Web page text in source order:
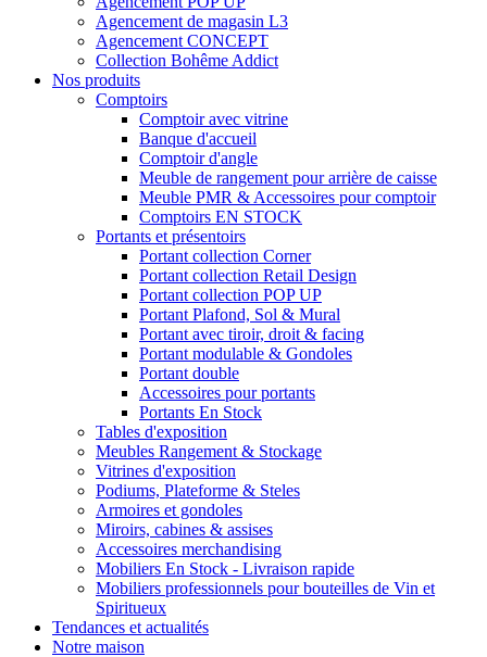
Agencement de magasin L3
Agencement CONCEPT
Collection Bohême Addict
Nos produits
Comptoirs
Comptoir avec vitrine
Banque d'accueil
Comptoir d'angle
Meuble de rangement pour arrière de caisse
Meuble PMR & Accessoires pour comptoir
Comptoirs EN STOCK
Portants et présentoirs
Portant collection Corner
Portant collection Retail Design
Portant collection POP UP
Portant Plafond, Sol & Mural
Portant avec tiroir, droit & facing
Portant modulable & Gondoles
Portant double
Accessoires pour portants
Portants En Stock
Tables d'exposition
Meubles Rangement & Stockage
Vitrines d'exposition
Podiums, Plateforme & Steles
Armoires et gondoles
Miroirs, cabines & assises
Accessoires merchandising
Mobiliers En Stock - Livraison rapide
Mobiliers professionnels pour bouteilles de Vin et
Spiritueux
Tendances et actualités
Notre maison